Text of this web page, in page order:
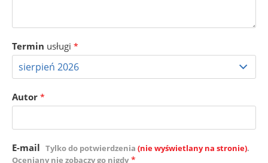
Termin usługi *
Autor *
E-mail Tylko do potwierdzenia (nie wyświetlany na stronie).
Oceniany nie zobaczy go nigdy *